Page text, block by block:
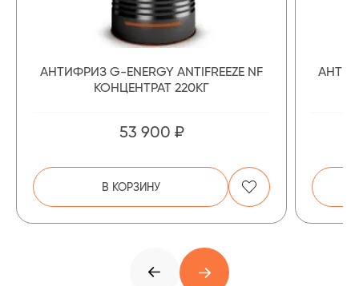
АНТИФРИЗ G-ENERGY ANTIFREEZE NF
КОНЦЕНТРАТ 220КГ
53 900 ₽
В КОРЗИНУ